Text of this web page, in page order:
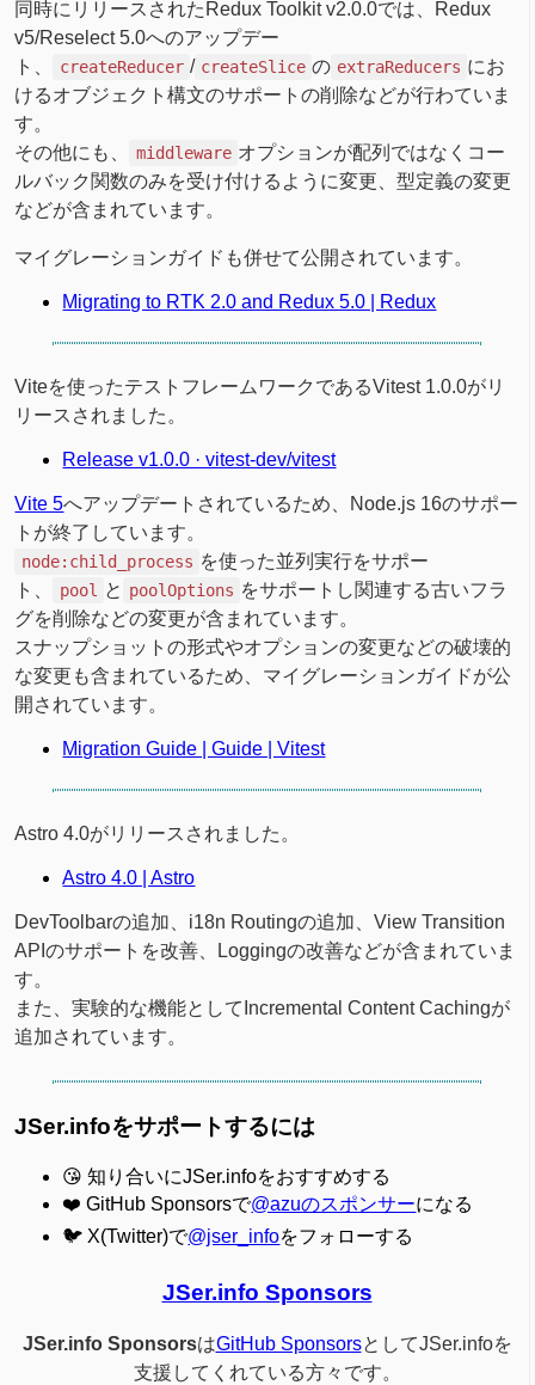
同時にリリースされたRedux Toolkit v2.0.0では、Redux
v5/Reselect 5.0へのアップデー
ト、
createReducer / createSlice の extraReducers にお
けるオブジェクト構文のサポートの削除などが行わていま
す。
その他にも、
middleware オプションが配列ではなくコー
ルバック関数のみを受け付けるように変更、型定義の変更
などが含まれています。
マイグレーションガイドも併せて公開されています。
Migrating to RTK 2.0 and Redux 5.0 | Redux
Viteを使ったテストフレームワークであるVitest 1.0.0がリ
リースされました。
Release v1.0.0 · vitest-dev/vitest
Vite 5へアップデートされているため、Node.js 16のサポー
トが終了しています。
node:child_process を使った並列実行をサポー
ト、
pool と poolOptions をサポートし関連する古いフラ
グを削除などの変更が含まれています。
スナップショットの形式やオプションの変更などの破壊的
な変更も含まれているため、マイグレーションガイドが公
開されています。
Migration Guide | Guide | Vitest
Astro 4.0がリリースされました。
Astro 4.0 | Astro
DevToolbarの追加、i18n Routingの追加、View Transition
APIのサポートを改善、Loggingの改善などが含まれていま
す。
また、実験的な機能としてIncremental Content Cachingが
追加されています。
JSer.infoをサポートするには
😘 知り合いにJSer.infoをおすすめする
❤️ GitHub Sponsorsで@azuのスポンサーになる
🐦 X(Twitter)で@jser_infoをフォローする
JSer.info Sponsors
JSer.info SponsorsはGitHub SponsorsとしてJSer.infoを
支援してくれている方々です。